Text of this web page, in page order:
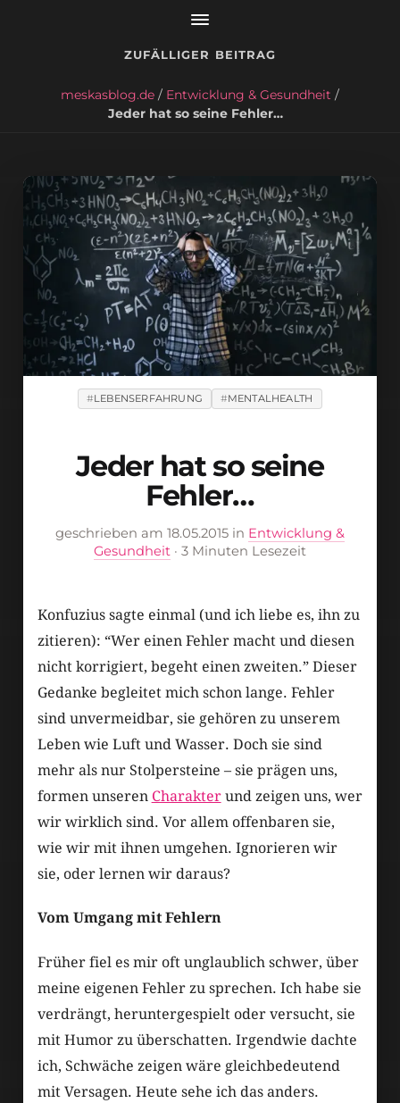
ZUFÄLLIGER BEITRAG
meskasblog.de / Entwicklung & Gesundheit /
Jeder hat so seine Fehler…
LEBENSERFAHRUNG MENTALHEALTH
Jeder hat so seine
Fehler…
geschrieben am 18.05.2015 in Entwicklung &
Gesundheit · 3 Minuten Lesezeit
Konfuzius sagte einmal (und ich liebe es, ihn zu
zitieren): “Wer einen Fehler macht und diesen
nicht korrigiert, begeht einen zweiten.” Dieser
Gedanke begleitet mich schon lange. Fehler
sind unvermeidbar, sie gehören zu unserem
Leben wie Luft und Wasser. Doch sie sind
mehr als nur Stolpersteine – sie prägen uns,
formen unseren Charakterund zeigen uns, wer
wir wirklich sind. Vor allem offenbaren sie,
wie wir mit ihnen umgehen. Ignorieren wir
sie, oder lernen wir daraus?
Vom Umgang mit Fehlern
Früher fiel es mir oft unglaublich schwer, über
meine eigenen Fehler zu sprechen. Ich habe sie
verdrängt, heruntergespielt oder versucht, sie
mit Humor zu überschatten. Irgendwie dachte
ich, Schwäche zeigen wäre gleichbedeutend
mit Versagen. Heute sehe ich das anders.